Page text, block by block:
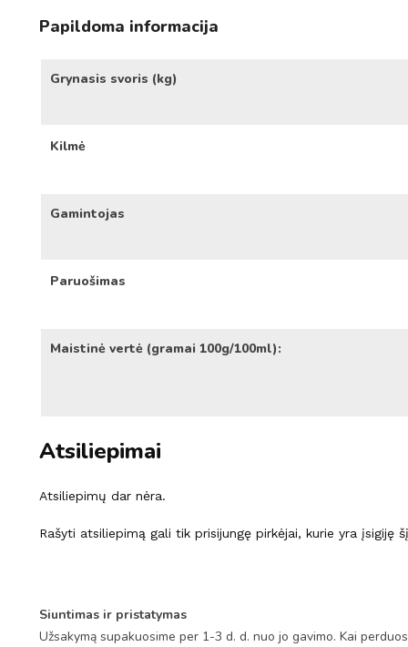
Papildoma informacija
Grynasis svoris (kg)
Kilmė
Gamintojas
Paruošimas
Maistinė vertė (gramai 100g/100ml):
Atsiliepimai
Atsiliepimų dar nėra.
Rašyti atsiliepimą gali tik prisijungę pirkėjai, kurie yra įsigiję
Siuntimas ir pristatymas
Užsakymą supakuosime per 1-3 d. d. nuo jo gavimo. Kai